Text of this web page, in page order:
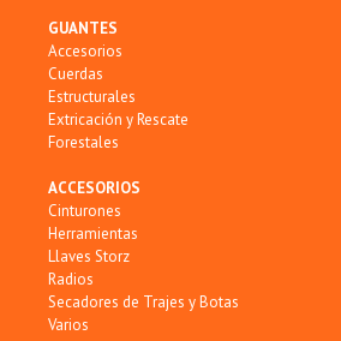
GUANTES
Accesorios
Cuerdas
Estructurales
Extricación y Rescate
Forestales
ACCESORIOS
Cinturones
Herramientas
Llaves Storz
Radios
Secadores de Trajes y Botas
Varios